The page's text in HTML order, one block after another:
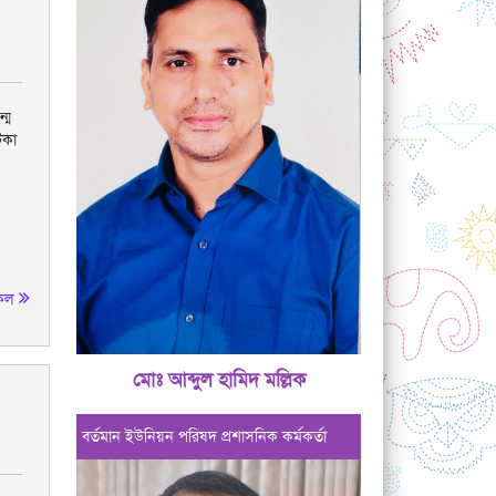
মোঃ আব্দুল হামিদ মল্লিক
বর্তমান ইউনিয়ন পরিষদ প্রশাসনিক কর্মকর্তা